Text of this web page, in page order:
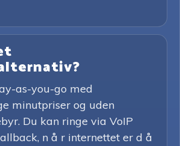
as-you-go med
minutpriser og uden
Du kan ringe via VoIP
n å r internettet er d å